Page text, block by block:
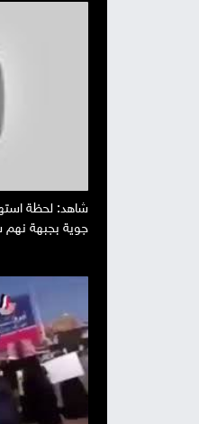
شاهد: لحظة
جوية بجبهة